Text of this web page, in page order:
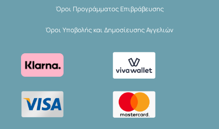
Όροι Προγράμματος Επιβράβευσης
Όροι Υποβολής και Δημοσίευσης Αγγελιών